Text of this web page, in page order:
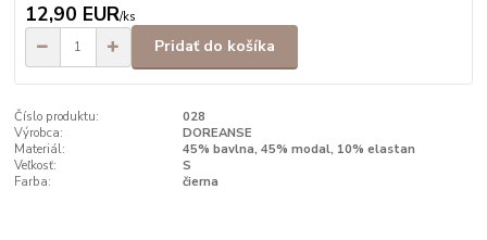
12,90 EUR/ks
Pridať do košíka
Číslo produktu:
028
Výrobca:
DOREANSE
Materiál:
45% bavlna, 45% modal, 10% elastan
Veľkosť:
S
Farba:
čierna